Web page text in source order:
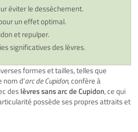
éviter le dessèchement.
un effet optimal.
et repulper.
significatives des lèvres.
formes et tailles, telles que
d’arc de Cupidon, confère à
deslèvres sans arc de Cupidon, ce qui
possède ses propres attraits et